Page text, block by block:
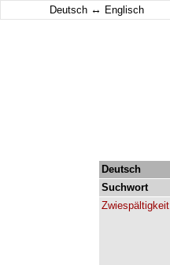
Deutsch ↔ Englisch
Deutsch
Suchwort
Zwiespältigkeit